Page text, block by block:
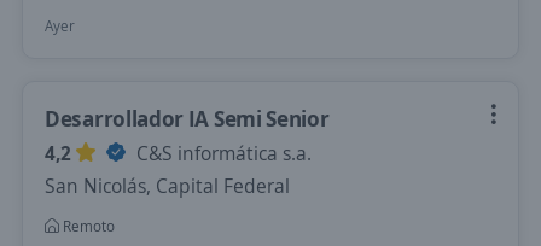
Ayer
Desarrollador IA Semi Senior
4,2
C&S informática s.a.
San Nicolás, Capital Federal
Remoto